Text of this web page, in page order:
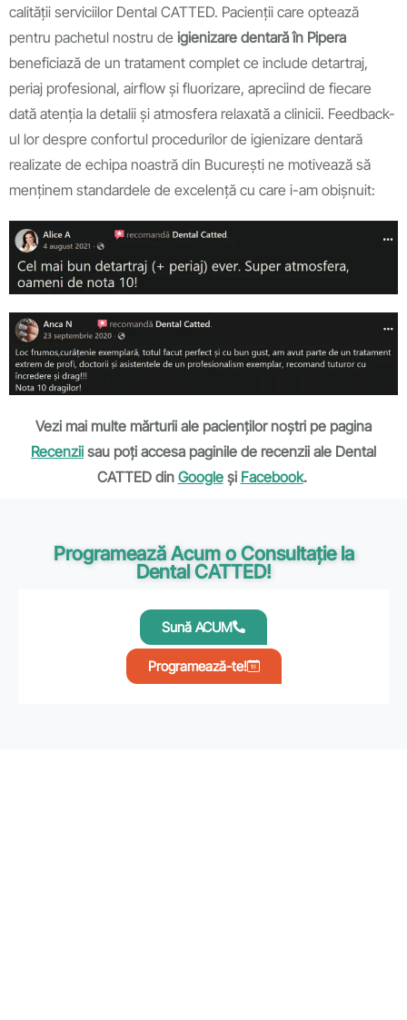
calității serviciilor Dental CATTED. Pacienții care optează
pentru pachetul nostru de igienizare dentară în Pipera
beneficiază de un tratament complet ce include detartraj,
periaj profesional, airflow și fluorizare, apreciind de fiecare
dată atenția la detalii și atmosfera relaxată a clinicii. Feedback-
ul lor despre confortul procedurilor de igienizare dentară
realizate de echipa noastră din București ne motivează să
menținem standardele de excelență cu care i-am obișnuit:
Vezi mai multe mărturii ale pacienților noștri pe pagina
Recenziisau poți accesa paginile de recenzii ale Dental
CATTED dinGoogleși Facebook.
Programează Acum o Consultație la
Dental CATTED!
Sună ACUM
Programează-te!